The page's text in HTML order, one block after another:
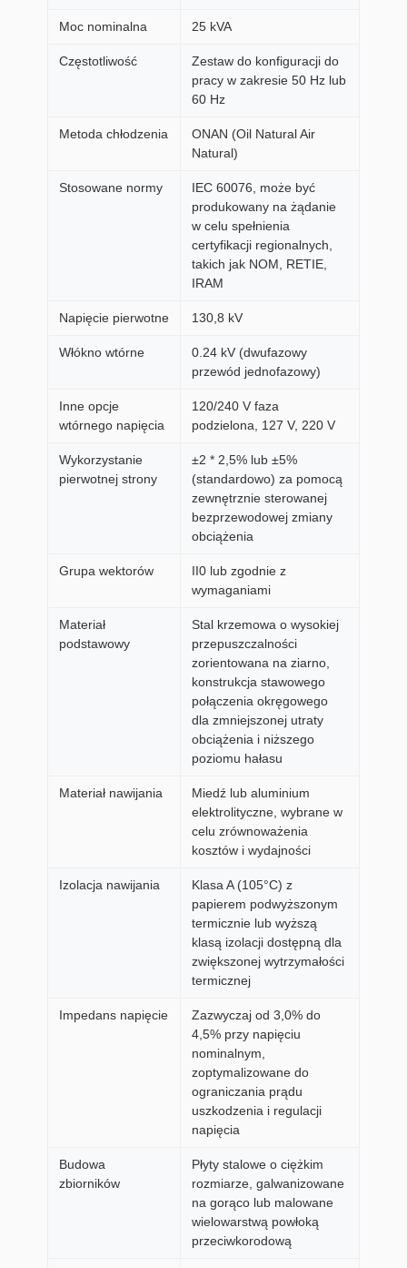
Moc nominalna 25 kVA
Częstotliwość
Zestaw do konfiguracji do
pracy w zakresie 50 Hz lub
60 Hz
Metoda chłodzenia
ONAN (Oil Natural Air
Natural)
Stosowane normy
IEC 60076, może być
produkowany na żądanie
w celu spełnienia
certyfikacji regionalnych,
takich jak NOM, RETIE,
IRAM
Napięcie pierwotne 130,8 kV
Włókno wtórne
0.24 kV (dwufazowy
przewód jednofazowy)
Inne opcje
wtórnego napięcia
120/240 V faza
podzielona, 127 V, 220 V
Wykorzystanie
pierwotnej strony
±2 * 2,5% lub ±5%
(standardowo) za pomocą
zewnętrznie sterowanej
bezprzewodowej zmiany
obciążenia
Grupa wektorów
II0 lub zgodnie z
wymaganiami
Materiał
podstawowy
Stal krzemowa o wysokiej
przepuszczalności
zorientowana na ziarno,
konstrukcja stawowego
połączenia okręgowego
dla zmniejszonej utraty
obciążenia i niższego
poziomu hałasu
Materiał nawijania
Miedź lub aluminium
elektrolityczne, wybrane w
celu zrównoważenia
kosztów i wydajności
Izolacja nawijania
Klasa A (105°C) z
papierem podwyższonym
termicznie lub wyższą
klasą izolacji dostępną dla
zwiększonej wytrzymałości
termicznej
Impedans napięcie
Zazwyczaj od 3,0% do
4,5% przy napięciu
nominalnym,
zoptymalizowane do
ograniczania prądu
uszkodzenia i regulacji
napięcia
Budowa
zbiorników
Płyty stalowe o ciężkim
rozmiarze, galwanizowane
na gorąco lub malowane
wielowarstwą powłoką
przeciwkorodową